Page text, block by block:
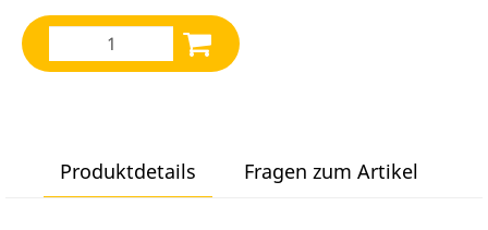
Produktdetails Fragen zum Artikel